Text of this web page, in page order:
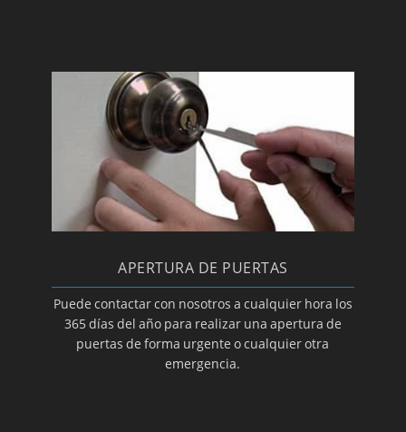
APERTURA DE PUERTAS
Puede contactar con nosotros a cualquier hora los
365 días del año para realizar una apertura de
puertas de forma urgente o cualquier otra
emergencia.